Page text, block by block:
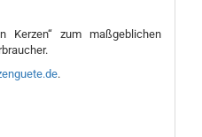
Kerzen“ zum maßgeblichen
.